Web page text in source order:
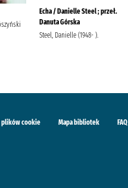
Echa / Danielle Steel ; przeł.
Danuta Górska
Steel, Danielle (1948- ).
plików cookie Mapa bibliotek FAQ